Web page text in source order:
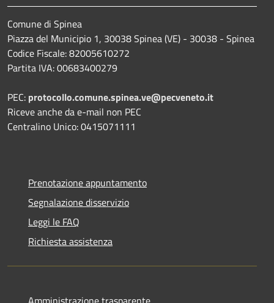
Comune di Spinea
Piazza del Municipio 1, 30038 Spinea (VE) - 30038 - Spinea
Codice Fiscale: 82005610272
Partita IVA: 00683400279
PEC: protocollo.comune.spinea.ve@pecveneto.it
Riceve anche da e-mail non PEC
Centralino Unico: 0415071111
Prenotazione appuntamento
Segnalazione disservizio
Leggi le FAQ
Richiesta assistenza